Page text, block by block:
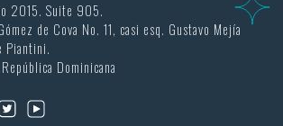
2015. Suite 905.
de Cova No. 11, casi esq. Gustavo Mejía
Piantini.
Dominicana